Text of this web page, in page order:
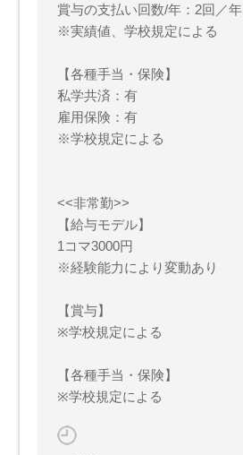
賞与の支払い回数/年：2回／年
※実績値、学校規定による
【各種手当・保険】
私学共済：有
雇用保険：有
※学校規定による
<<非常勤>>
【給与モデル】
1コマ3000円
※経験能力により変動あり
【賞与】
※学校規定による
【各種手当・保険】
※学校規定による